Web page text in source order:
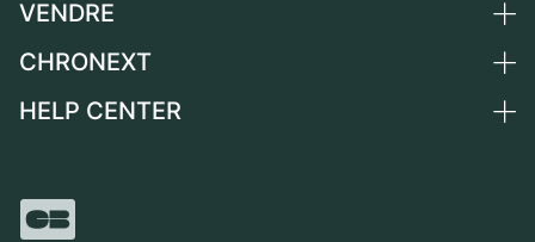
Suisse
France
International
Toutes les montres de luxe
Independent Brands
VENDRE
Vendre une montre
CHRONEXT
Qui sommes-nous ?
Magazine
HELP CENTER
Retrait sur place